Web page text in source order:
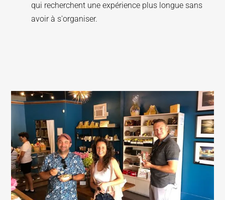
qui recherchent une expérience plus longue sans
avoir à s'organiser.